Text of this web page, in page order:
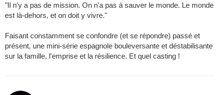
"Il n'y a pas de mission. On n'a pas à sauver le monde. Le monde
est là-dehors, et on doit y vivre."
Faisant constamment se confondre (et se répondre) passé et
présent, une mini-série espagnole bouleversante et déstabilisante
sur la famille, l'emprise et la résilience. Et quel casting !